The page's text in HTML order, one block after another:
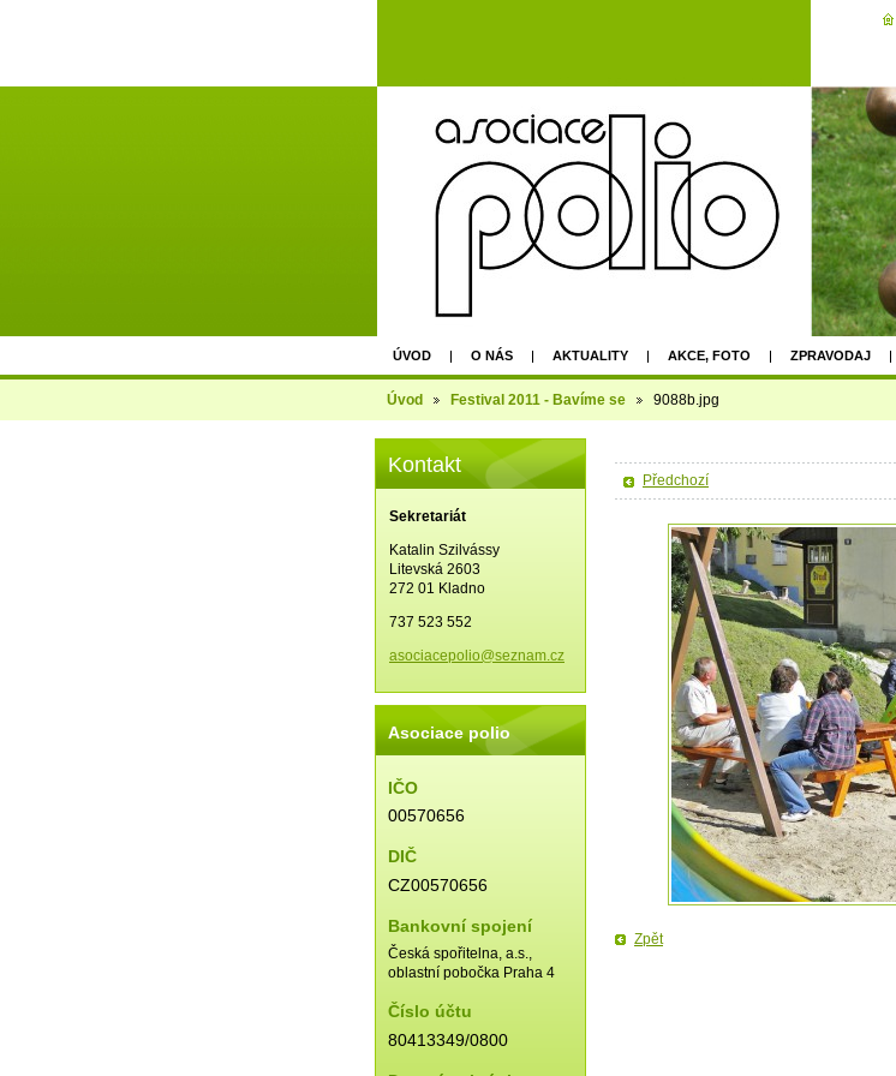
ÚVOD O NÁS AKTUALITY AKCE, FOTO ZPRAVODAJ
AGM - EPU PRAGUE 2022
Úvod Festival 2011 - Bavíme se 9088b.jpg
Předchozí
Zpět
Kontakt
Sekretariát
Katalin Szilvássy
Litevská 2603
272 01 Kladno
737 523 552
asociacepolio@seznam.cz
Asociace polio
IČO
00570656
DIČ
CZ00570656
Bankovní spojení
Česká spořitelna, a.s.,
oblastní pobočka Praha 4
Číslo účtu
80413349/0800